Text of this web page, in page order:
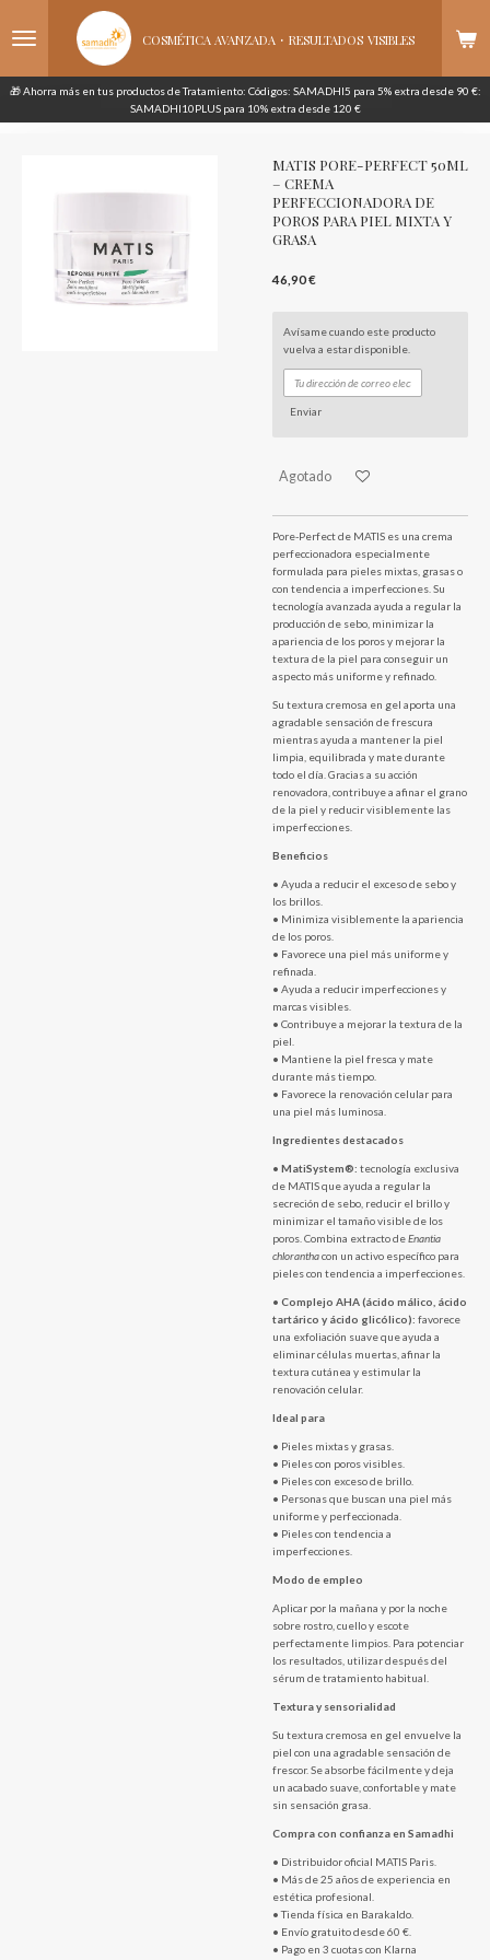
al
COSMÉTICA AVANZADA· RESULTADOS VISIBLES
🎁 Ahorra más en tus productos de Tratamiento: Códigos: SAMADHI5 para 5% extra desde 90 €:
SAMADHI10PLUS para 10% extra desde 120 €
MATIS PORE-PERFECT 50ML
– CREMA
PERFECCIONADORA DE
POROS PARA PIEL MIXTA Y
GRASA
46,90 €
Avísame cuando este producto
vuelva a estar disponible.
Enviar
Agotado
Pore-Perfect de MATIS es una crema
perfeccionadora especialmente
formulada para pieles mixtas, grasas o
con tendencia a imperfecciones. Su
tecnología avanzada ayuda a regular la
producción de sebo, minimizar la
apariencia de los poros y mejorar la
textura de la piel para conseguir un
aspecto más uniforme y refinado.
Su textura cremosa en gel aporta una
agradable sensación de frescura
mientras ayuda a mantener la piel
limpia, equilibrada y mate durante
todo el día. Gracias a su acción
renovadora, contribuye a afinar el grano
de la piel y reducir visiblemente las
imperfecciones.
Beneficios
• Ayuda a reducir el exceso de sebo y
los brillos.
• Minimiza visiblemente la apariencia
de los poros.
• Favorece una piel más uniforme y
refinada.
• Ayuda a reducir imperfecciones y
marcas visibles.
• Contribuye a mejorar la textura de la
piel.
• Mantiene la piel fresca y mate
durante más tiempo.
• Favorece la renovación celular para
una piel más luminosa.
Ingredientes destacados
• MatiSystem®: tecnología exclusiva
de MATIS que ayuda a regular la
secreción de sebo, reducir el brillo y
minimizar el tamaño visible de los
poros. Combina extracto deEnantia
chloranthacon un activo específico para
pieles con tendencia a imperfecciones.
• Complejo AHA (ácido málico, ácido
tartárico y ácido glicólico): favorece
una exfoliación suave que ayuda a
eliminar células muertas, afinar la
textura cutánea y estimular la
renovación celular.
Ideal para
• Pieles mixtas y grasas.
• Pieles con poros visibles.
• Pieles con exceso de brillo.
• Personas que buscan una piel más
uniforme y perfeccionada.
• Pieles con tendencia a
imperfecciones.
Modo de empleo
Aplicar por la mañana y por la noche
sobre rostro, cuello y escote
perfectamente limpios. Para potenciar
los resultados, utilizar después del
sérum de tratamiento habitual.
Textura y sensorialidad
Su textura cremosa en gel envuelve la
piel con una agradable sensación de
frescor. Se absorbe fácilmente y deja
un acabado suave, confortable y mate
sin sensación grasa.
Compra con confianza en Samadhi
• Distribuidor oficial MATIS Paris.
• Más de 25 años de experiencia en
estética profesional.
• Tienda física en Barakaldo.
• Envío gratuito desde 60 €.
• Pago en 3 cuotas con Klarna